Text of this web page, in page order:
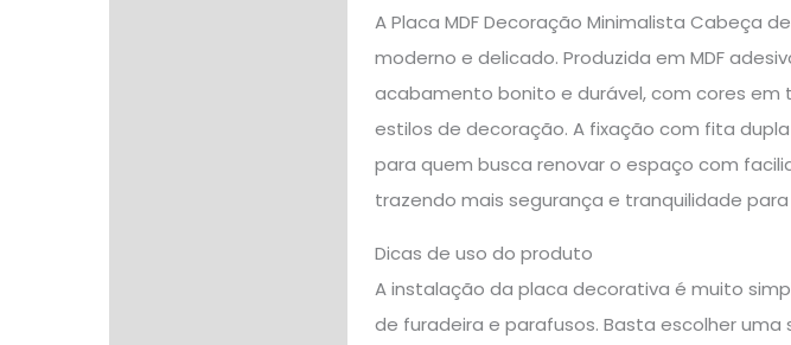
A Placa MDF Decoração Minimalista Cabeça
moderno e delicado. Produzida em MDF
acabamento bonito e durável, com cores em
estilos de decoração. A fixação com fita
para quem busca renovar o espaço com
trazendo mais segurança e tranquilidade para
Dicas de uso do produto
A instalação da placa decorativa é muito
de furadeira e parafusos. Basta escolher